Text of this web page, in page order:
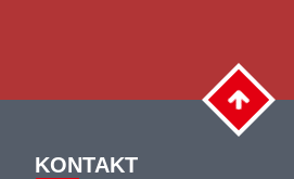
KONTAKT